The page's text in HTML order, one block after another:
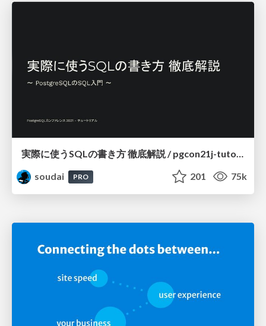
実際に使うSQLの書き方 徹底解説 / pgcon21j-tutorial
soudai
PRO 201 75k